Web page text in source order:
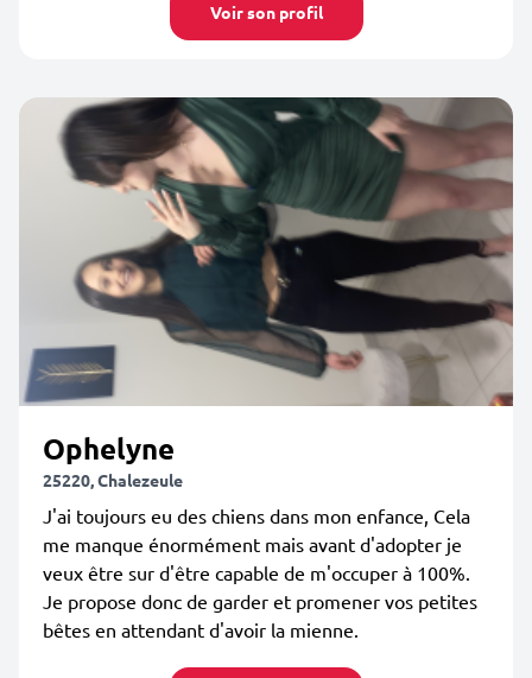
Voir son profil
Ophelyne
25220, Chalezeule
J'ai toujours eu des chiens dans mon enfance, Cela
me manque énormément mais avant d'adopter je
veux être sur d'être capable de m'occuper à 100%.
Je propose donc de garder et promener vos petites
bêtes en attendant d'avoir la mienne.